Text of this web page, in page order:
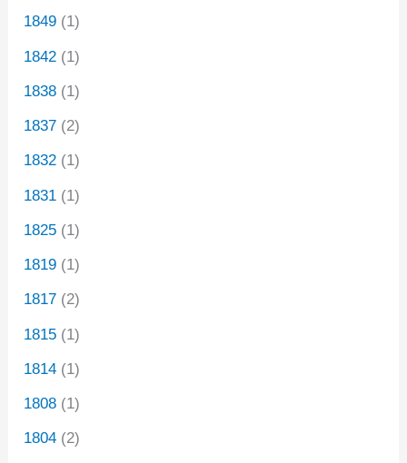
1849 (1)
1842 (1)
1838 (1)
1837 (2)
1832 (1)
1831 (1)
1825 (1)
1819 (1)
1817 (2)
1815 (1)
1814 (1)
1808 (1)
1804 (2)